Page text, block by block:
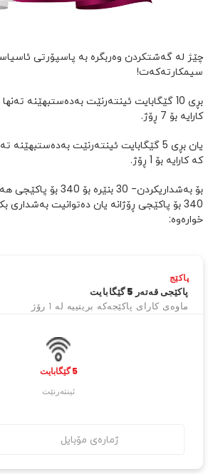
چێژ لە گەشتکردن وەربگرە بە پاسپۆرتی
سیمکارتەکەت!
کارایە بۆ 7 ڕۆژ.
کە کارایە بۆ 1 ڕۆژ.
340 بۆ پاکێجی ڕۆژانە یان دەتوانیت
خوارەوە:
پاکێج
پاکێجی قەتەر 5 گێگابایت
ماوەی کارای پاکێجەکە بریتییە لە 1 رۆژ
5 گێگابایت
ئینتەرنێت